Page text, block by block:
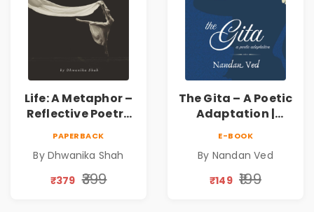
Life: A Metaphor –
Reflective Poetry
Silence & Self-
Discovery | A
PAPERBACK
By Dhwanika Shah
₹379 ₹399
The Gita – A Poetic
Adaptation |
Book
E-BOOK
By Nandan Ved
₹149 ₹199